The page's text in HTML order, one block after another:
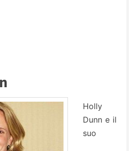
Holly
Dunn e il
suo